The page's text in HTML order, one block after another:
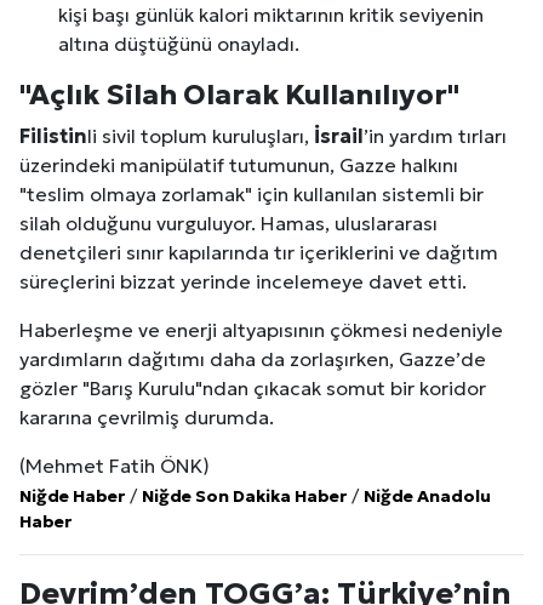
kişi başı günlük kalori miktarının kritik seviyenin
altına düştüğünü onayladı.
"Açlık Silah Olarak Kullanılıyor"
Filistinli sivil toplum kuruluşları, İsrail’in yardım tırları
üzerindeki manipülatif tutumunun, Gazze halkını
"teslim olmaya zorlamak" için kullanılan sistemli bir
silah olduğunu vurguluyor. Hamas, uluslararası
denetçileri sınır kapılarında tır içeriklerini ve dağıtım
süreçlerini bizzat yerinde incelemeye davet etti.
Haberleşme ve enerji altyapısının çökmesi nedeniyle
yardımların dağıtımı daha da zorlaşırken, Gazze’de
gözler "Barış Kurulu"ndan çıkacak somut bir koridor
kararına çevrilmiş durumda.
(Mehmet Fatih ÖNK)
Niğde Haber / Niğde Son Dakika Haber / Niğde Anadolu
Haber
Devrim’den TOGG’a: Türkiye’nin